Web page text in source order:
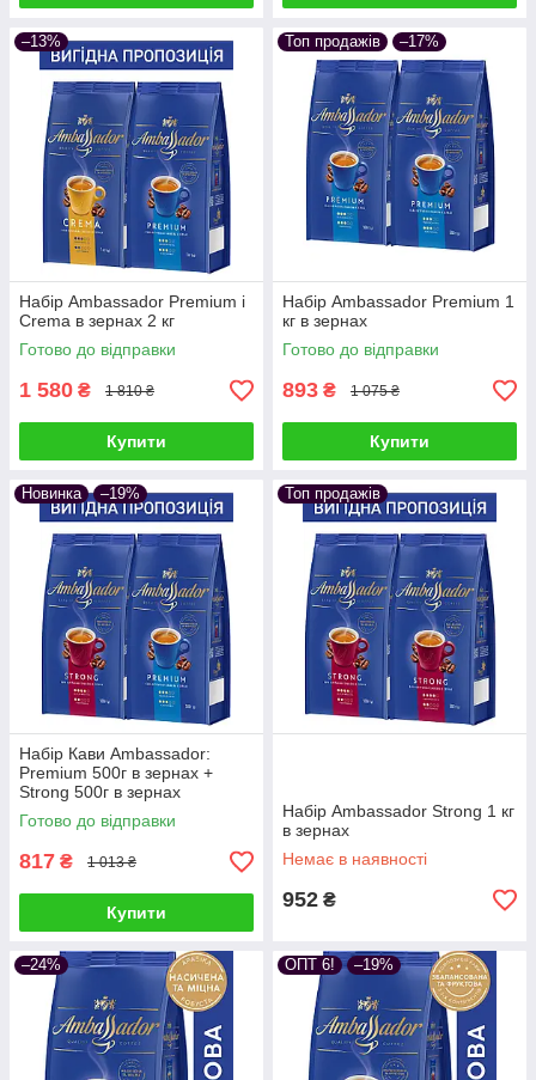
–13%
Набір Ambassador Premium і
Crema в зернах 2 кг
Готово до відправки
1 580 ₴ 1 810 ₴
Купити
Топ продажів –17%
Набір Ambassador Premium 1
кг в зернах
Готово до відправки
893 ₴ 1 075 ₴
Купити
Новинка –19%
Набір Кави Ambassador:
Premium 500г в зернах +
Strong 500г в зернах
Готово до відправки
817 ₴ 1 013 ₴
Купити
Топ продажів
Набір Ambassador Strong 1 кг
в зернах
Немає в наявності
952 ₴
–24% ОПТ 6! –19%